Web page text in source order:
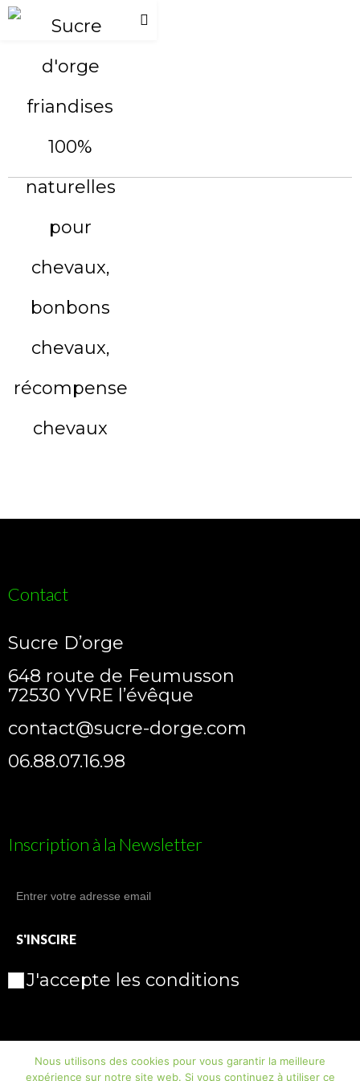
Mug Sucre d’Orge
Ajouter au panier
Contact
Sucre D’orge
648 route de Feumusson
72530 YVRE l’évêque
contact@sucre-dorge.com
06.88.07.16.98
Inscription à la Newsletter
J'accepte les conditions
Nous utilisons des cookies pour vous garantir la meilleure
expérience sur notre site web. Si vous continuez à utiliser ce